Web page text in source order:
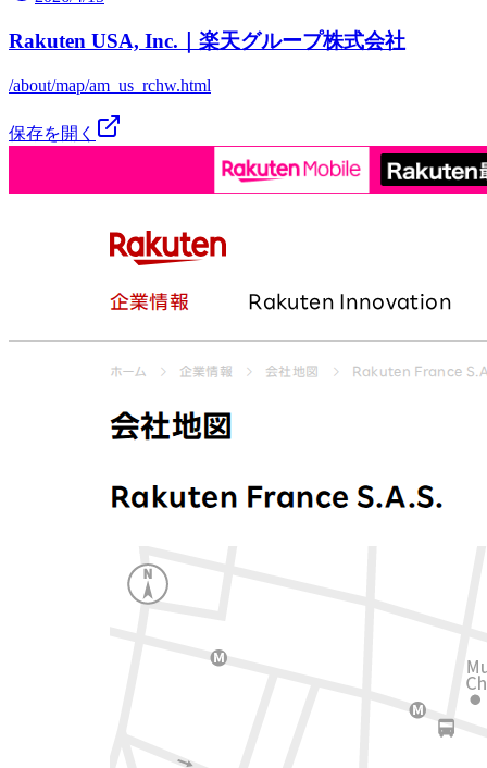
Rakuten USA, Inc.｜楽天グループ株式会社
/about/map/am_us_rchw.html
保存を開く